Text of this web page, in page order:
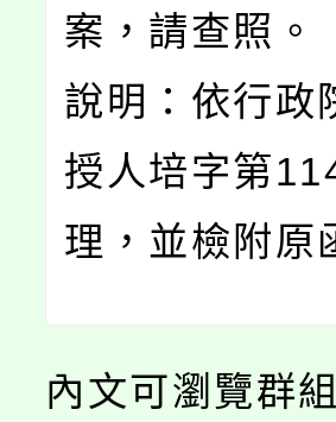
案，請查照。
說明：依行政
授人培字第
理，並檢附原
內文可瀏覽群組